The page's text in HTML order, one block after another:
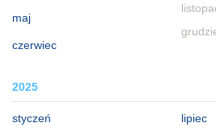
maj
czerwiec
2025
styczeń lipiec